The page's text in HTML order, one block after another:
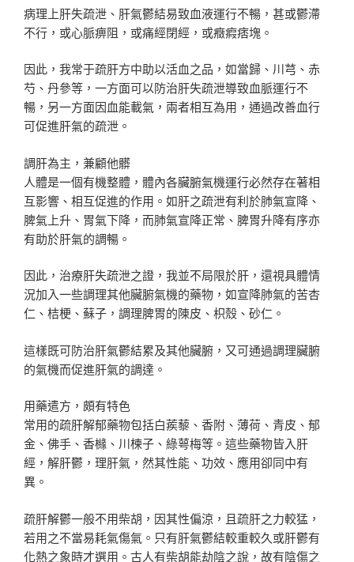
病理上肝失疏泄、肝氣鬱結易致血液運行不暢，甚或鬱滯
不行，或心脈痹阻，或痛經閉經，或癥瘕痞塊。
因此，我常于疏肝方中助以活血之品，如當歸、川芎、赤
芍、丹參等，一方面可以防治肝失疏泄導致血脈運行不
暢，另一方面因血能載氣，兩者相互為用，通過改善血行
可促進肝氣的疏泄。
調肝為主，兼顧他髒
人體是一個有機整體，體內各臟腑氣機運行必然存在著相
互影響、相互促進的作用。如肝之疏泄有利於肺氣宣降、
脾氣上升、胃氣下降，而肺氣宣降正常、脾胃升降有序亦
有助於肝氣的調暢。
因此，治療肝失疏泄之證，我並不局限於肝，還視具體情
況加入一些調理其他臟腑氣機的藥物，如宣降肺氣的苦杏
仁、桔梗、蘇子，調理脾胃的陳皮、枳殼、砂仁。
這樣既可防治肝氣鬱結累及其他臟腑，又可通過調理臟腑
的氣機而促進肝氣的調達。
用藥遣方，頗有特色
常用的疏肝解郁藥物包括白蒺藜、香附、薄荷、青皮、郁
金、佛手、香櫞、川楝子、綠萼梅等。這些藥物皆入肝
經，解肝鬱，理肝氣，然其性能、功效、應用卻同中有
異。
疏肝解鬱一般不用柴胡，因其性偏涼，且疏肝之力較猛，
若用之不當易耗氣傷氣。只有肝氣鬱結較重較久或肝鬱有
化熱之象時才選用。古人有柴胡能劫陰之說，故有陰傷之